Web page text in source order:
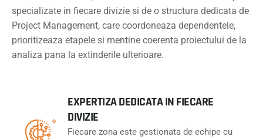
specializate in fiecare divizie si de o structura dedicata de
Project Management, care coordoneaza dependentele,
prioritizeaza etapele si mentine coerenta proiectului de la
analiza pana la extinderile ulterioare.
EXPERTIZA DEDICATA IN FIECARE
DIVIZIE
Fiecare zona este gestionata de echipe cu